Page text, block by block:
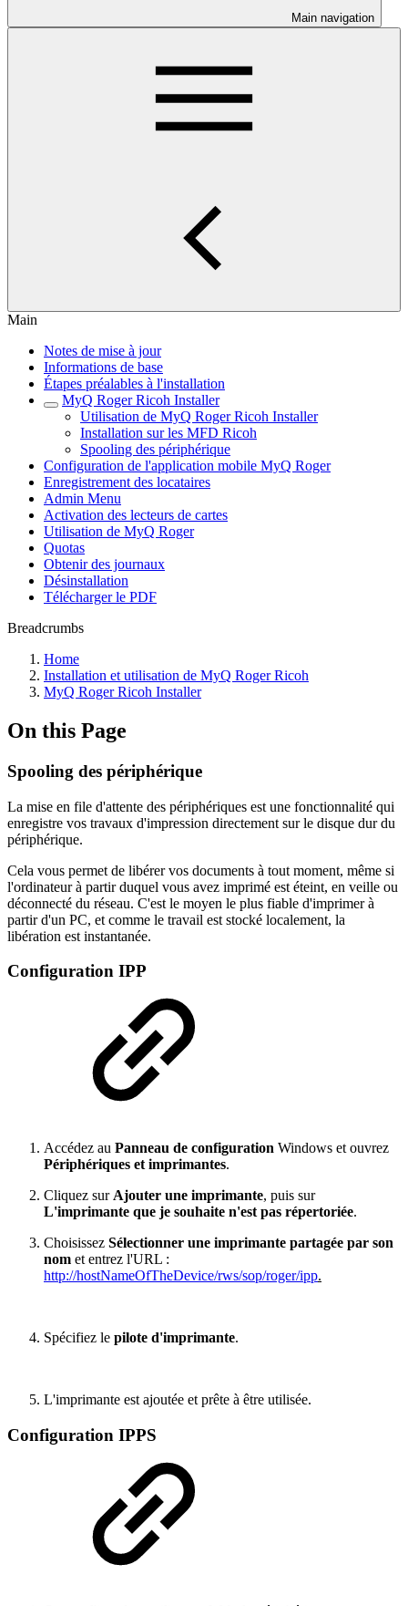
Main navigation
Main
Notes de mise à jour
Informations de base
Étapes préalables à l'installation
MyQ Roger Ricoh Installer
Utilisation de MyQ Roger Ricoh Installer
Installation sur les MFD Ricoh
Spooling des périphérique
Configuration de l'application mobile MyQ Roger
Enregistrement des locataires
Admin Menu
Activation des lecteurs de cartes
Utilisation de MyQ Roger
Quotas
Obtenir des journaux
Désinstallation
Télécharger le PDF
Breadcrumbs
Home
Installation et utilisation de MyQ Roger Ricoh
MyQ Roger Ricoh Installer
On this Page
Spooling des périphérique
La mise en file d'attente des périphériques est une fonctionnalité qui
enregistre vos travaux d'impression directement sur le disque dur du
périphérique.
Cela vous permet de libérer vos documents à tout moment, même si
l'ordinateur à partir duquel vous avez imprimé est éteint, en veille ou
déconnecté du réseau. C'est le moyen le plus fiable d'imprimer à
partir d'un PC, et comme le travail est stocké localement, la
libération est instantanée.
Configuration IPP
Accédez au Panneau de configuration Windows et ouvrez
Périphériques et imprimantes.
Cliquez sur Ajouter une imprimante, puis sur
L'imprimante que je souhaite n'est pas répertoriée.
Choisissez Sélectionner une imprimante partagée par son
nom et entrez l'URL :
http://hostNameOfTheDevice/rws/sop/roger/ipp.
Spécifiez le pilote d'imprimante.
L'imprimante est ajoutée et prête à être utilisée.
Configuration IPPS